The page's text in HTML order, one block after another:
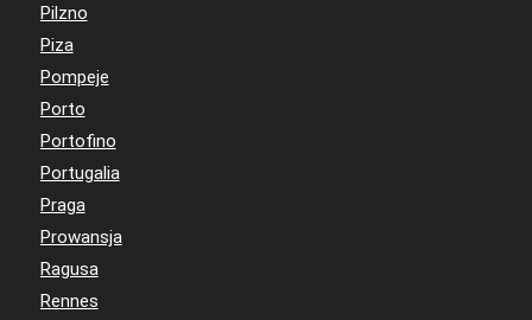
Pilzno
Piza
Pompeje
Porto
Portofino
Portugalia
Praga
Prowansja
Ragusa
Rennes